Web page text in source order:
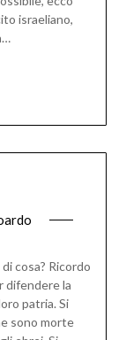
israeliano,
cosa? Ricordo
difendere la
patria. Si
sono morte